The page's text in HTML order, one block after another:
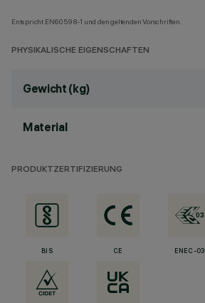
Entspricht EN60598-1 und den geltenden Vorschriften.
PHYSIKALISCHE EIGENSCHAFTEN
Gewicht (kg)
Material
PRODUKTZERTIFIZIERUNG
BIS CE ENEC-03